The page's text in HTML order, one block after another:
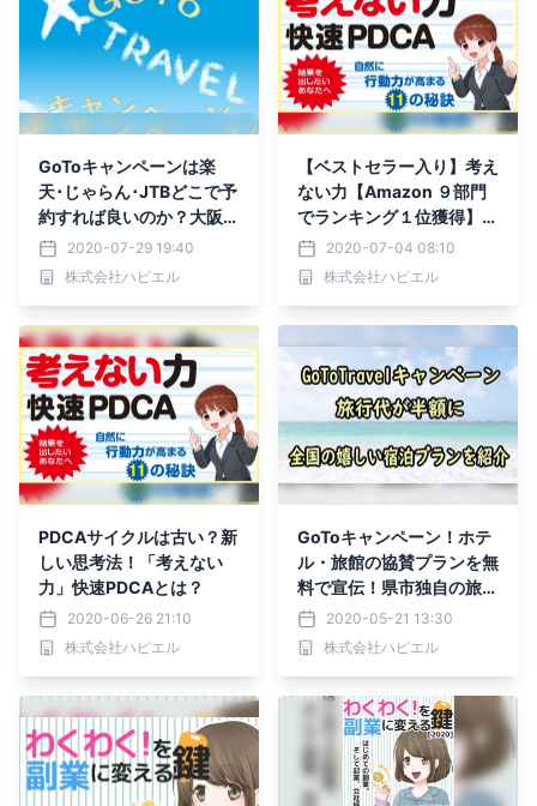
GoToキャンペーンは楽
天･じゃらん･JTBどこで予
約すれば良いのか？大阪・
関西人オススメの旅行先
は？
2020-07-29 19:40
株式会社ハピエル
【ベストセラー入り】考え
ない力【Amazon ９部門
でランキング１位獲得】ア
フターコロナの【新しい考
え方】の書籍が
2020-07-04 08:10
株式会社ハピエル
PDCAサイクルは古い？新
しい思考法！「考えない
力」快速PDCAとは？
2020-06-26 21:10
株式会社ハピエル
GoToキャンペーン！ホテ
ル・旅館の協賛プランを無
料で宣伝！県市独自の旅行
費半額補助情報も掲載中！
オススメのホテル予約サイ
トも紹介
2020-05-21 13:30
株式会社ハピエル